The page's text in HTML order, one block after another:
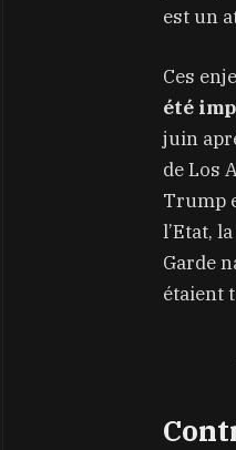
est un
Ces
été
juin
de Los
Trump
l’Etat,
Garde
étaient